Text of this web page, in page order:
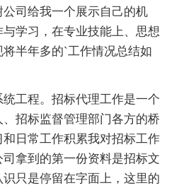
司给我一个展示自己的机
学习，在专业技能上、思想
将半年多的`工作情况总结如
工程。招标代理工作是一个
招标监督管理部门各方的桥
日常工作积累我对招标工作
拿到的第一份资料是招标文
只是停留在字面上，这里的